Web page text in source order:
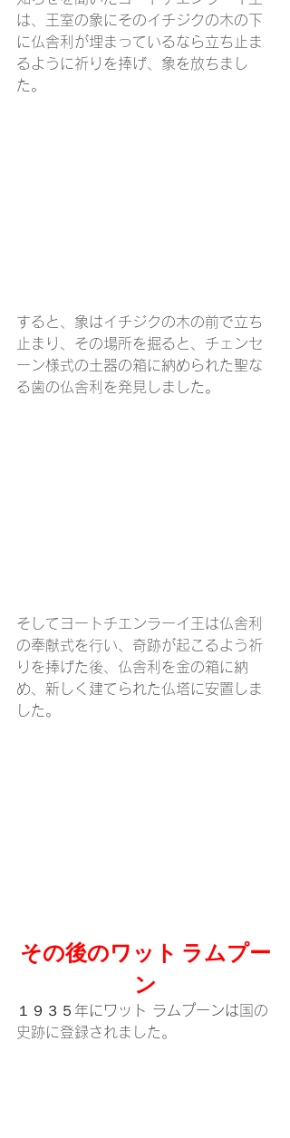
は、王室の象にそのイチジクの木の下
に仏舎利が埋まっているなら立ち止ま
るように祈りを捧げ、象を放ちまし
た。
すると、象はイチジクの木の前で立ち
止まり、その場所を掘ると、チェンセ
ーン様式の土器の箱に納められた聖な
る歯の仏舎利を発見しました。
そしてヨートチエンラーイ王は仏舎利
の奉献式を行い、奇跡が起こるよう祈
りを捧げた後、仏舎利を金の箱に納
め、新しく建てられた仏塔に安置しま
した。
その後のワット ラムプー
ン
１９３５年にワット ラムプーンは 国の
史跡に登録されました。